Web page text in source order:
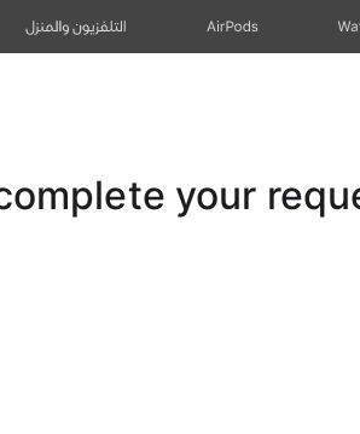
AirPods التلفزيون والمنزل
your